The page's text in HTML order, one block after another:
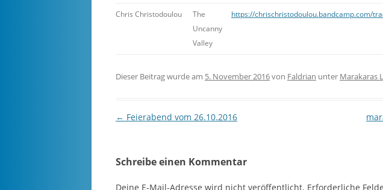
Chris Christodoulou
The
Uncanny
Valley
https://chrischristodoulou.bandcamp.com/
Dieser Beitrag wurde am 5. November 2016von Faldrian unter Marakaras
Beitragsnavigation
← Feierabend vom 26.10.2016
Schreibe einen Kommentar
Deine E-Mail-Adresse wird nicht veröffentlicht. Erforderliche